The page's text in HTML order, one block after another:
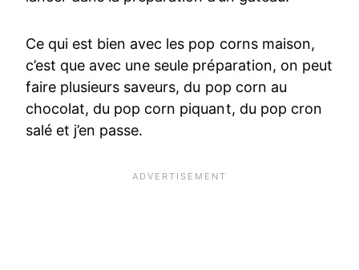
Ce qui est bien avec les pop corns maison,
c’est que avec une seule préparation, on peut
faire plusieurs saveurs, du pop corn au
chocolat, du pop corn piquant, du pop cron
salé et j’en passe.